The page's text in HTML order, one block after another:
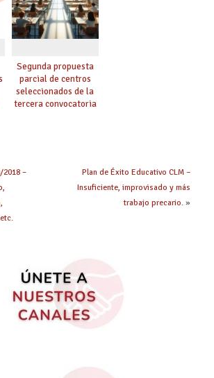
Segunda propuesta
parcial de centros
seleccionados de la
tercera convocatoria
–
Plan de Éxito Educativo CLM –
Insuficiente, improvisado y más
trabajo precario.»